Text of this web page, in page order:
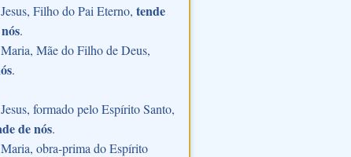
Filho do Pai Eterno, tende
.
Mãe do Filho de Deus,
.
formado pelo Espírito Santo,
de nós.
obra-prima do Espírito